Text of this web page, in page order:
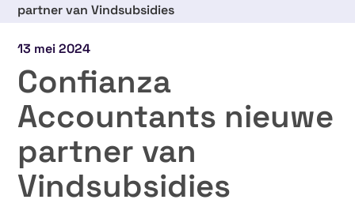
partner van Vindsubsidies
13 mei 2024
Confianza
Accountants nieuwe
partner van
Vindsubsidies